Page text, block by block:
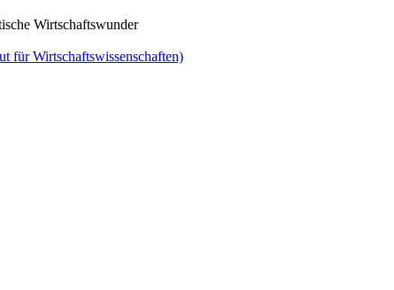
Wirtschaftswunder
für Wirtschaftswissenschaften)